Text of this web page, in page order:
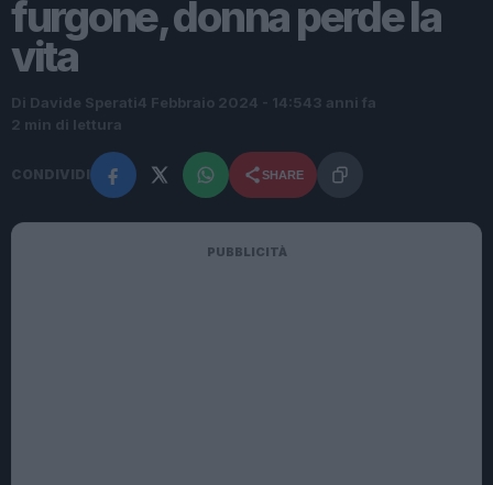
furgone, donna perde la
vita
Di Davide Sperati4 Febbraio 2024 - 14:543 anni fa
2 min di lettura
CONDIVIDI SHARE
PUBBLICITÀ